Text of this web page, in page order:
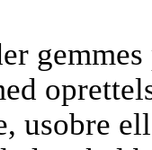
usobre